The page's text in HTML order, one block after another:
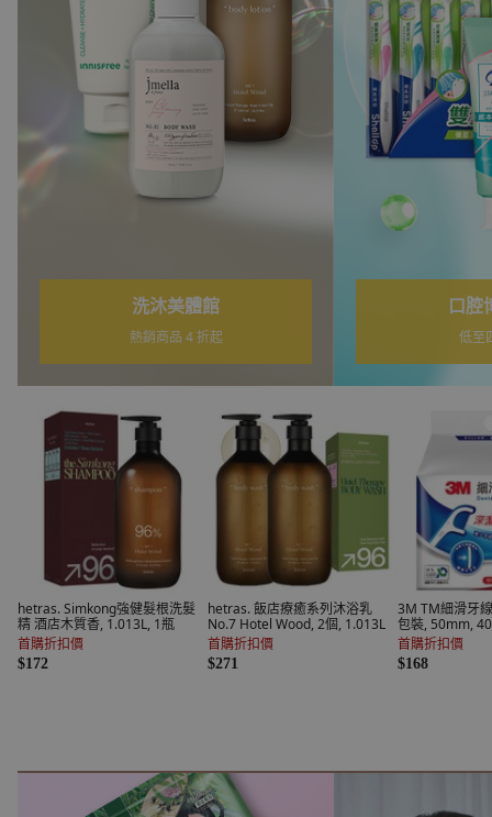
口腔博覽會
低至四折起
養髮
限時
hetras. Simkong強健髮根洗髮
精 酒店木質香, 1.013L, 1瓶
首購折扣價
$172
hetras. 飯店療癒系列沐浴乳
No.7 Hotel Wood, 2個, 1.013L
首購折扣價
$271
3M TM細滑牙
包裝, 50mm,
首購折扣價
$168